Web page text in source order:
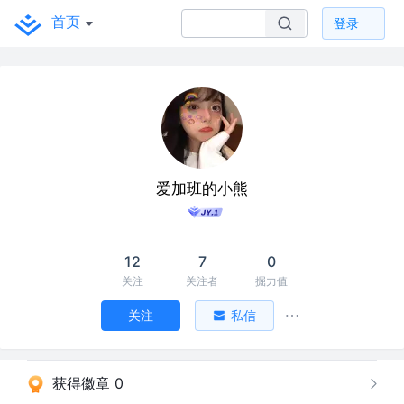
首页 登录
爱加班的小熊
12
关注
7
关注者
0
掘力值
关注 私信
获得徽章 0